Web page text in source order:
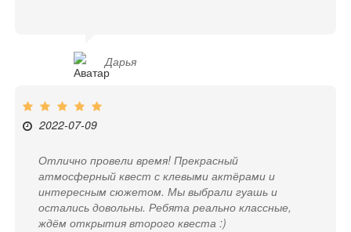
Дарья
2022-07-09
Отлично провели время! Прекрасный
атмосферный квест с клевыми актёрами и
интересным сюжетом. Мы выбрали гуашь и
остались довольны. Ребята реально классные,
ждём открытия второго квеста :)